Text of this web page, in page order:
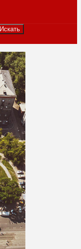
Искать